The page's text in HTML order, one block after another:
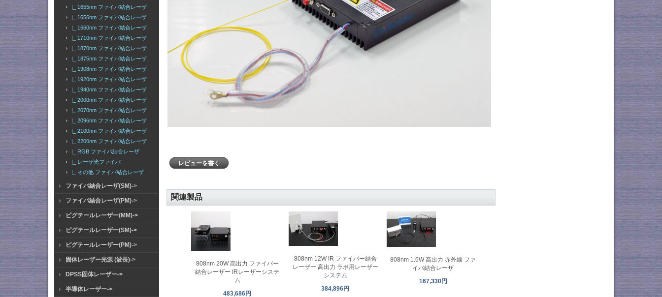
|_ 1655nm ファイバ結合レーザ
|_ 1656nm ファイバ結合レーザ
|_ 1660nm ファイバ結合レーザ
|_ 1710nm ファイバ結合レーザ
|_ 1870nm ファイバ結合レーザ
|_ 1875nm ファイバ結合レーザ
|_ 1908nm ファイバ結合レーザ
|_ 1920nm ファイバ結合レーザ
|_ 1940nm ファイバ結合レーザ
|_ 2000nm ファイバ結合レーザ
|_ 2070nm ファイバ結合レーザ
|_ 2096nm ファイバ結合レーザ
|_ 2100nm ファイバ結合レーザ
|_ 2200nm ファイバ結合レーザ
|_ RGB ファイバ結合レーザ
|_ レーザ光ファイバ
|_ その他 ファイバ結合レーザ
ファイバ結合レーザ(SM)->
ファイバ結合レーザ(PM)->
ピグテールレーザー(MM)->
ピグテールレーザー(SM)->
ピグテールレーザー(PM)->
固体レーザー光源 (波長)->
DPSS固体レーザー->
半導体レーザー->
レビューを書く
関連製品
808nm 20W 高出力 ファイバー
結合レーザー IRレーザーシステ
ム
483,686円
808nm 12W IR ファイバー結合
レーザー 高出力 ラボ用レーザー
システム
384,896円
808nm 1.6W 高出力 赤外線 ファ
イバ結合レーザ
167,330円